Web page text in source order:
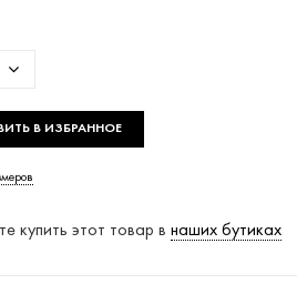
В ИЗБРАННОЕ
купить этот товар в наших бутиках